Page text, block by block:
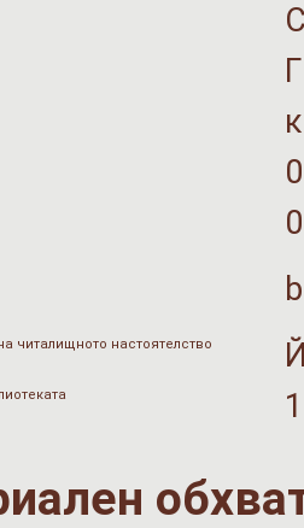
читалищното настоятелство